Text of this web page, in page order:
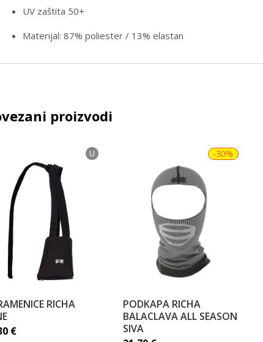
UV zaštita 50+
Materijal: 87% poliester / 13% elastan
proizvodi
U
RICHA
€
-30%
PODKAPA RICHA
BALACLAVA ALL SEASON
SIVA